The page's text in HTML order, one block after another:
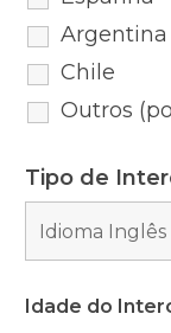
Argentina
Chile
Outros
Tipo de
Idade do